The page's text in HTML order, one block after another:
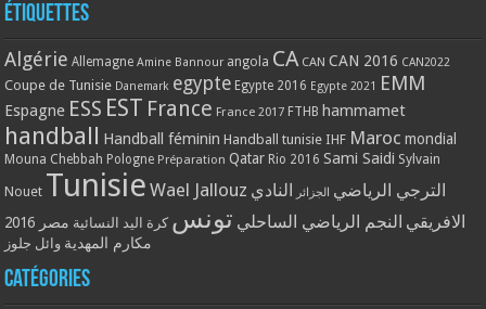
Étiquettes
Algérie Allemagne Amine Bannour angola CA CAN CAN 2016 CAN2022
Coupe de Tunisie Danemark egypte Egypte 2016 Egypte 2021 EMM
Espagne ESS EST France France 2017 FTHB hammamet
handball Handball féminin Handball tunisie IHF Maroc mondial
Mouna Chebbah Pologne Préparation Qatar Rio 2016 Sami Saidi Sylvain
Nouet Tunisie Wael Jallouz الترجي الرياضي الجزائر النادي
الافريقي النجم الرياضي الساحلي تونس كرة اليد النسائية مصر 2016
مكارم المهدية وائل جلوز
Catégories